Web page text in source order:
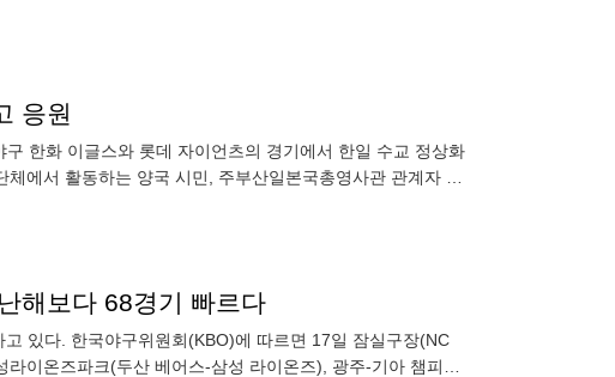
응원
한화 이글스와 롯데 자이언츠의 경기에서 한일 수교 정상화
에서 활동하는 양국 시민, 주부산일본국총영사관 관계자 등
해보다 68경기 빠르다
있다. 한국야구위원회(KBO)에 따르면 17일 잠실구장(NC
이온즈파크(두산 베어스-삼성 라이온즈), 광주-기아 챔피언